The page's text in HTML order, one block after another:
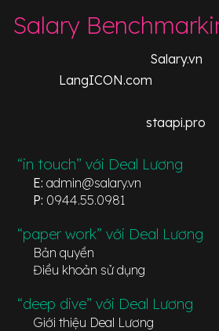
Salary
Salary.vn
LangICON.com
staapi.pro
“in touch” với Deal Lương
E: admin@salary.vn
P: 0944.55.0981
“paper work” với Deal Lương
Bản quyền
Điều khoản sử dụng
“deep dive” với Deal Lương
Giới thiệu Deal Lương